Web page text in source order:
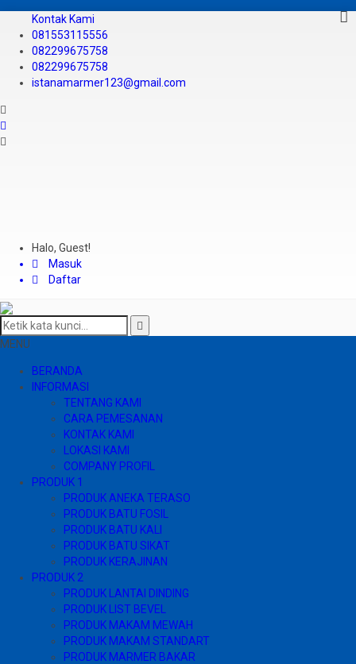
Kontak Kami
081553115556
082299675758
082299675758
istanamarmer123@gmail.com
Halo, Guest!
Masuk
Daftar
MENU
BERANDA
INFORMASI
TENTANG KAMI
CARA PEMESANAN
KONTAK KAMI
LOKASI KAMI
COMPANY PROFIL
PRODUK 1
PRODUK ANEKA TERASO
PRODUK BATU FOSIL
PRODUK BATU KALI
PRODUK BATU SIKAT
PRODUK KERAJINAN
PRODUK 2
PRODUK LANTAI DINDING
PRODUK LIST BEVEL
PRODUK MAKAM MEWAH
PRODUK MAKAM STANDART
PRODUK MARMER BAKAR